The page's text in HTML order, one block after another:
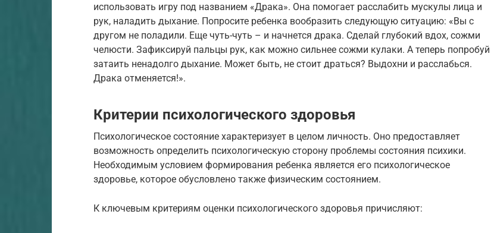
использовать игру под названием «Драка». Она помогает расслабить мускулы лица и
рук, наладить дыхание. Попросите ребенка вообразить следующую ситуацию: «Вы с
другом не поладили. Еще чуть-чуть – и начнется драка. Сделай глубокий вдох, сожми
челюсти. Зафиксируй пальцы рук, как можно сильнее сожми кулаки. А теперь попробуй
затаить ненадолго дыхание. Может быть, не стоит драться? Выдохни и расслабься.
Драка отменяется!».
Критерии психологического здоровья
Психологическое состояние характеризует в целом личность. Оно предоставляет
возможность определить психологическую сторону проблемы состояния психики.
Необходимым условием формирования ребенка является его психологическое
здоровье, которое обусловлено также физическим состоянием.
К ключевым критериям оценки психологического здоровья причисляют: